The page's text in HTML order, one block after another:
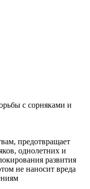
с сорняками и
предотвращает
однолетних и
развития
не наносит вреда